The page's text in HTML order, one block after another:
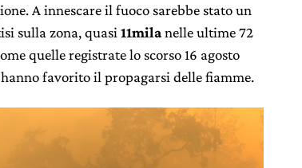
A innescare il fuoco sarebbe stato un
sulla zona, quasi 11milanelle ultime 72
quelle registrate lo scorso 16 agosto
favorito il propagarsi delle fiamme.